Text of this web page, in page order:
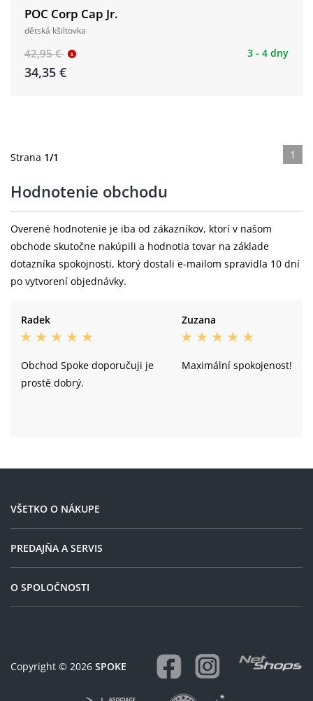
POC Corp Cap Jr.
dětská kšiltovka
42,95 €
34,35 €
3 - 4 dny
Strana 1/1 1
Hodnotenie obchodu
Overené hodnotenie je iba od zákazníkov, ktorí v našom
obchode skutočne nakúpili a hodnotia tovar na základe
dotazníka spokojnosti, ktorý dostali e-mailom spravidla 10 dní
po vytvorení objednávky.
Radek
Obchod Spoke doporučuji je
prostě dobrý.
Zuzana
Maximální spokojenost!
VŠETKO O NÁKUPE
PREDAJŇA A SERVIS
O SPOLOČNOSTI
Copyright © 2026 SPOKE